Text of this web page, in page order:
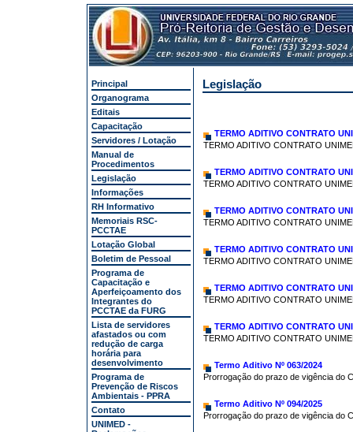
Principal
Organograma
Editais
Capacitação
Servidores / Lotação
Manual de
Procedimentos
Legislação
Informações
RH Informativo
Memoriais RSC-
PCCTAE
Lotação Global
Boletim de Pessoal
Programa de
Capacitação e
Aperfeiçoamento dos
Integrantes do
PCCTAE da FURG
Lista de servidores
afastados ou com
redução de carga
horária para
desenvolvimento
Programa de
Prevenção de Riscos
Ambientais - PPRA
Contato
UNIMED -
Legislação
TERMO ADITIVO CONTRATO
TERMO ADITIVO CONTRATO
TERMO ADITIVO CONTRATO
TERMO ADITIVO CONTRATO
TERMO ADITIVO CONTRATO
TERMO ADITIVO CONTRATO
TERMO ADITIVO CONTRATO
TERMO ADITIVO CONTRATO
TERMO ADITIVO CONTRATO
TERMO ADITIVO CONTRATO
TERMO ADITIVO CONTRATO
TERMO ADITIVO CONTRATO
Termo Aditivo Nº 063/2024
Prorrogação do prazo de vigência do
Termo Aditivo Nº 094/2025
Prorrogação do prazo de vigência do